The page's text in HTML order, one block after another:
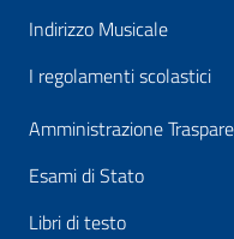
Indirizzo Musicale
I regolamenti scolastici
Amministrazione
Esami di Stato
Libri di testo